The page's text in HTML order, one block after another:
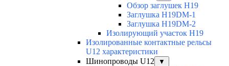
Обзор заглушек H19
Заглушка H19DM-1
Заглушка H19DM-2
Изолирующий участок H19
Изолированные контактные рельсы
U12 характеристики
Шинопроводы U12
▼